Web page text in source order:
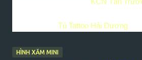
Tú Tattoo Hải Dương
HÌNH XĂM MINI